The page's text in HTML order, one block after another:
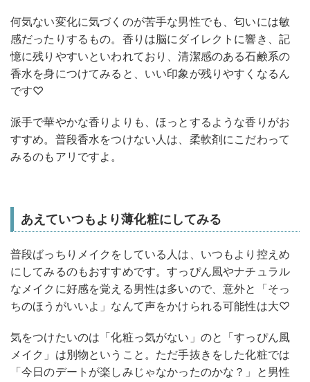
何気ない変化に気づくのが苦手な男性でも、匂いには敏
感だったりするもの。香りは脳にダイレクトに響き、記
憶に残りやすいといわれており、清潔感のある石鹸系の
香水を身につけてみると、いい印象が残りやすくなるん
です♡
派手で華やかな香りよりも、ほっとするような香りがお
すすめ。普段香水をつけない人は、柔軟剤にこだわって
みるのもアリですよ。
あえていつもより薄化粧にしてみる
普段ばっちりメイクをしている人は、いつもより控えめ
にしてみるのもおすすめです。すっぴん風やナチュラル
なメイクに好感を覚える男性は多いので、意外と「そっ
ちのほうがいいよ」なんて声をかけられる可能性は大♡
気をつけたいのは「化粧っ気がない」のと「すっぴん風
メイク」は別物ということ。ただ手抜きをした化粧では
「今日のデートが楽しみじゃなかったのかな？」と男性